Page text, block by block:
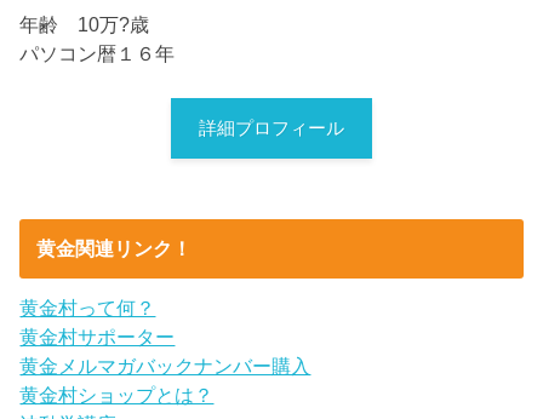
年齢 10万?歳
パソコン暦１６年
詳細プロフィール
黄金関連リンク！
黄金村って何？
黄金村サポーター
黄金メルマガバックナンバー購入
黄金村ショップとは？